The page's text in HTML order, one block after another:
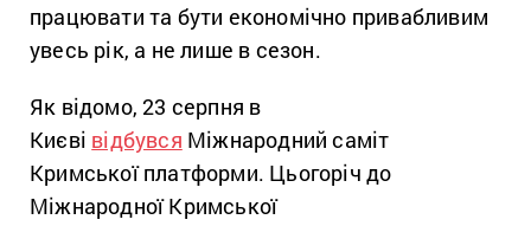
працювати та бути економічно привабливим
увесь рік, а не лише в сезон.
Як відомо, 23 серпня в
Києві відбувся Міжнародний саміт
Кримської платформи. Цьогоріч до
Міжнародної Кримської